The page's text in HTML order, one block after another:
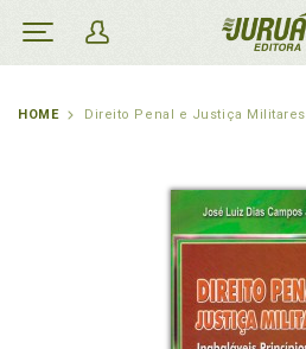
HOME Direito Penal e Justiça Militares